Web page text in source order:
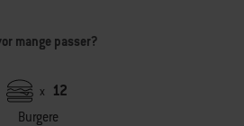
mange passer?
x 12
Burgere